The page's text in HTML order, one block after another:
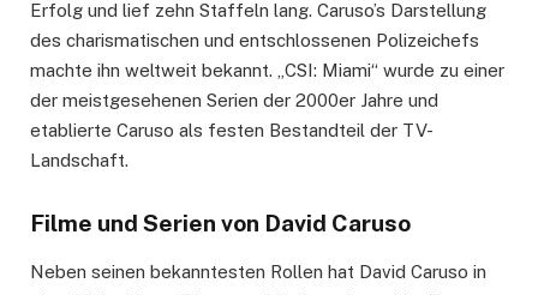
Erfolg und lief zehn Staffeln lang. Caruso’s Darstellung
des charismatischen und entschlossenen Polizeichefs
machte ihn weltweit bekannt. „CSI: Miami“ wurde zu einer
der meistgesehenen Serien der 2000er Jahre und
etablierte Caruso als festen Bestandteil der TV-
Landschaft.
Filme und Serien von David Caruso
Neben seinen bekanntesten Rollen hat David Caruso in